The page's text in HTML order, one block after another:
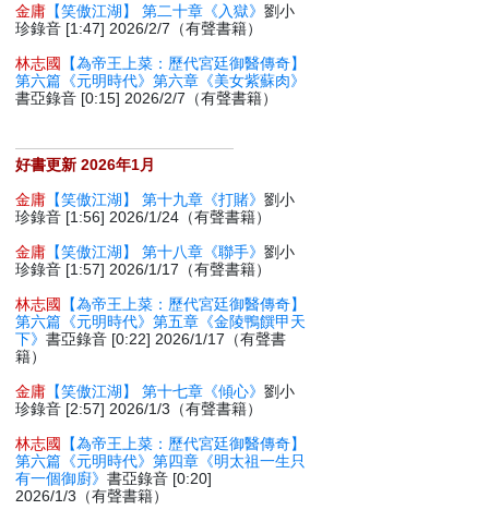
金庸 【笑傲江湖】 第二十章《入獄》劉小
珍錄音 [1:47] 2026/2/7（有聲書籍）
林志國
【為帝王上菜：歷代宮廷御醫傳奇】
第六篇《元明時代》第六章《美女紫蘇肉》
書亞錄音 [0:15] 2026/2/7（有聲書籍）
好書更新 2026年1月
金庸 【笑傲江湖】 第十九章《打賭》劉小
珍錄音 [1:56] 2026/1/24（有聲書籍）
金庸 【笑傲江湖】 第十八章《聯手》劉小
珍錄音 [1:57] 2026/1/17（有聲書籍）
林志國
【為帝王上菜：歷代宮廷御醫傳奇】
第六篇《元明時代》第五章《金陵鴨饌甲天
下》書亞錄音 [0:22] 2026/1/17（有聲書
籍）
金庸 【笑傲江湖】 第十七章《傾心》劉小
珍錄音 [2:57] 2026/1/3（有聲書籍）
林志國
【為帝王上菜：歷代宮廷御醫傳奇】
第六篇《元明時代》第四章《明太祖一生只
有一個御廚》書亞錄音 [0:20]
2026/1/3（有聲書籍）